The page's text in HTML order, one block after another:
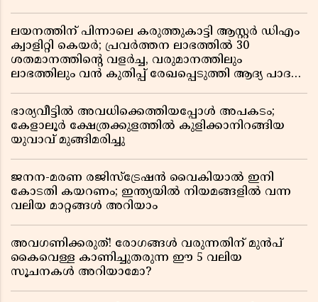
ലയനത്തിന് പിന്നാലെ കരുത്തുകാട്ടി ആസ്റ്റർ ഡിഎം
ക്വാളിറ്റി കെയർ; പ്രവർത്തന ലാഭത്തിൽ 30
ശതമാനത്തിൻ്റെ വളർച്ച, വരുമാനത്തിലും
ലാഭത്തിലും വൻ കുതിപ്പ് രേഖപ്പെടുത്തി ആദ്യ പാദ
ഭാര്യവീട്ടിൽ അവധിക്കെത്തിയപ്പോൾ അപകടം;
കേളാലൂർ ക്ഷേത്രക്കുളത്തിൽ കുളിക്കാനിറങ്ങിയ
യുവാവ് മുങ്ങിമരിച്ചു
ജനന-മരണ രജിസ്ട്രേഷൻ വൈകിയാൽ ഇനി
കോടതി കയറണം; ഇന്ത്യയിൽ നിയമങ്ങളിൽ വന്ന
വലിയ മാറ്റങ്ങൾ അറിയാം
അവഗണിക്കരുത്! രോഗങ്ങൾ വരുന്നതിന് മുൻപ്
കൈവെള്ള കാണിച്ചുതരുന്ന ഈ 5 വലിയ
സൂചനകൾ അറിയാമോ?